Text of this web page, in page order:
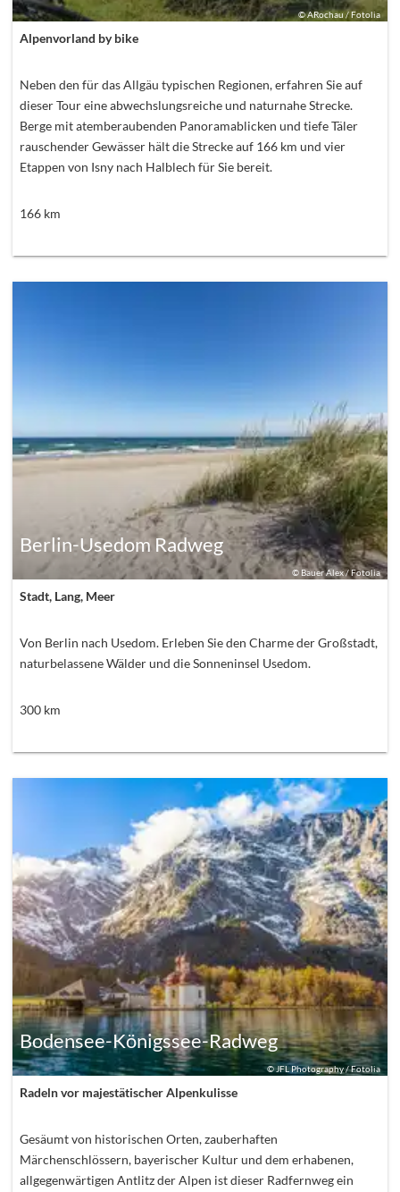
©ARochau / Fotolia
Alpenvorland by bike
Neben den für das Allgäu typischen Regionen, erfahren Sie auf
dieser Tour eine abwechslungsreiche und naturnahe Strecke.
Berge mit atemberaubenden Panoramablicken und tiefe Täler
rauschender Gewässer hält die Strecke auf 166 km und vier
Etappen von Isny nach Halblech für Sie bereit.
166km
© Bauer Alex / Fotolia
Berlin-Usedom Radweg
Stadt, Lang, Meer
Von Berlin nach Usedom. Erleben Sie den Charme der Großstadt,
naturbelassene Wälder und die Sonneninsel Usedom.
300km
© JFL Photography / Fotolia
Bodensee-Königssee-Radweg
Radeln vor majestätischer Alpenkulisse
Gesäumt von historischen Orten, zauberhaften
Märchenschlössern, bayerischer Kultur und dem erhabenen,
allgegenwärtigen Antlitz der Alpen ist dieser Radfernweg ein